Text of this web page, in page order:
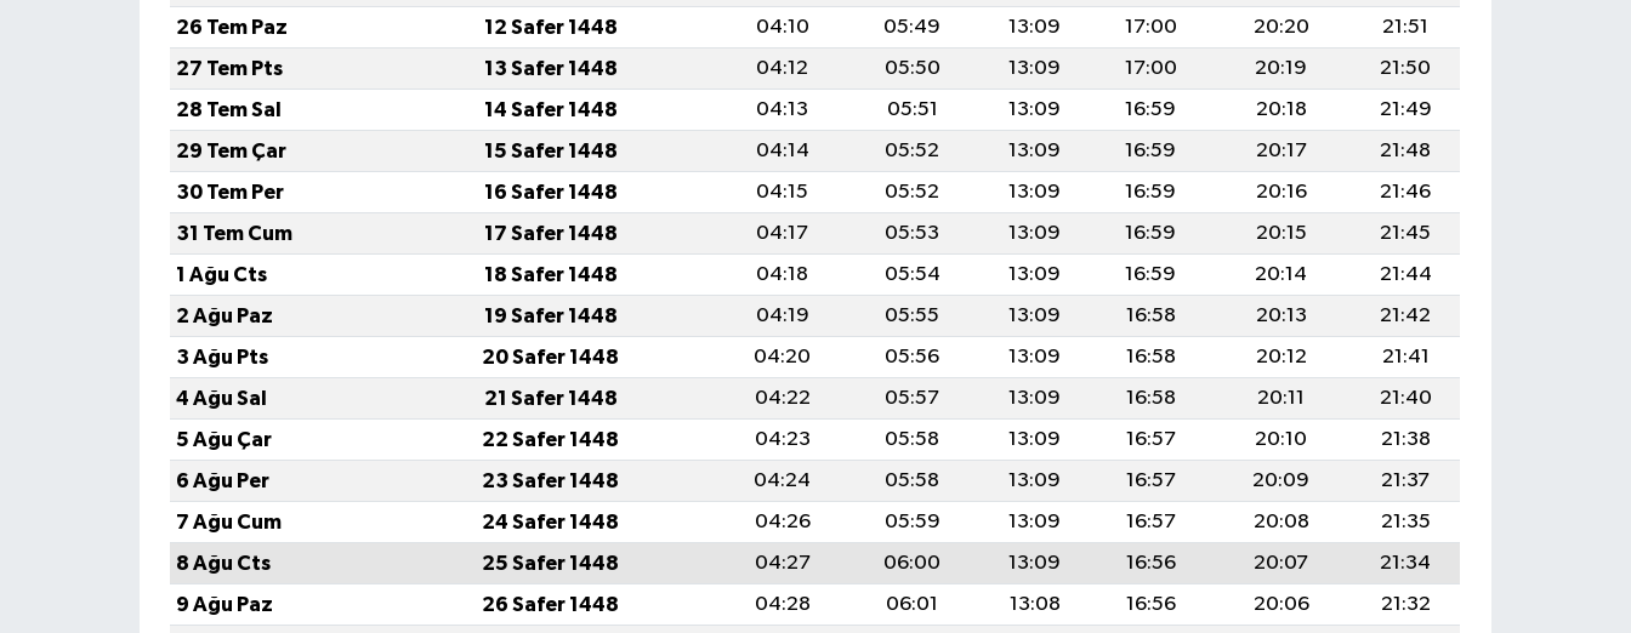
26 Tem Paz
12 Safer 1448 04:10 05:49 13:09 17:00 20:20
21:51
27 Tem Pts
13 Safer 1448 04:12 05:50 13:09 17:00 20:19
21:50
28 Tem Sal
14 Safer 1448 04:13 05:51 13:09 16:59 20:18
21:49
29 Tem Çar
15 Safer 1448 04:14 05:52 13:09 16:59 20:17
21:48
30 Tem Per
16 Safer 1448 04:15 05:52 13:09 16:59 20:16
21:46
31 Tem Cum
17 Safer 1448 04:17 05:53 13:09 16:59 20:15
21:45
1 Ağu Cts
18 Safer 1448 04:18 05:54 13:09 16:59 20:14
21:44
2 Ağu Paz
19 Safer 1448 04:19 05:55 13:09 16:58 20:13
21:42
3 Ağu Pts
20 Safer 1448 04:20 05:56 13:09 16:58 20:12
21:41
4 Ağu Sal
21 Safer 1448 04:22 05:57 13:09 16:58 20:11
21:40
5 Ağu Çar
22 Safer 1448 04:23 05:58 13:09 16:57 20:10
21:38
6 Ağu Per
23 Safer 1448 04:24 05:58 13:09 16:57 20:09
21:37
7 Ağu Cum
24 Safer 1448 04:26 05:59 13:09 16:57 20:08
21:35
8 Ağu Cts
25 Safer 1448 04:27 06:00 13:09 16:56 20:07
21:34
9 Ağu Paz
26 Safer 1448 04:28 06:01 13:08 16:56 20:06
21:32